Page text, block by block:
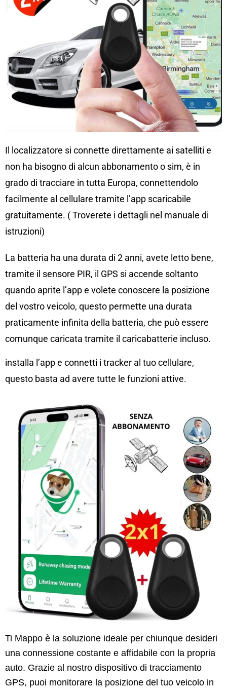
Il localizzatore si connette direttamente ai satelliti e
non ha bisogno di alcun abbonamento o sim, è in
grado di tracciare in tutta Europa, connettendolo
facilmente al cellulare tramite l’app scaricabile
gratuitamente. ( Troverete i dettagli nel manuale di
istruzioni)
La batteria ha una durata di 2 anni, avete letto bene,
tramite il sensore PIR, il GPS si accende soltanto
quando aprite l’app e volete conoscere la posizione
del vostro veicolo, questo permette una durata
praticamente infinita della batteria, che può essere
comunque caricata tramite il caricabatterie incluso.
installa l’app e connetti i tracker al tuo cellulare,
questo basta ad avere tutte le funzioni attive.
Ti Mappo è la soluzione ideale per chiunque desideri
una connessione costante e affidabile con la propria
auto. Grazie al nostro dispositivo di tracciamento
GPS, puoi monitorare la posizione del tuo veicolo in